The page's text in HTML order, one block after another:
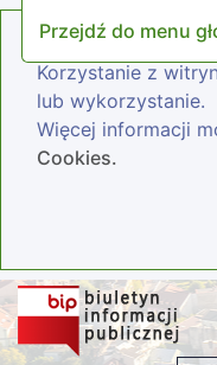
Przejdź do menu
Nasza strona
Korzystanie z
lub wykorzystanie.
Więcej informacji
Cookies.